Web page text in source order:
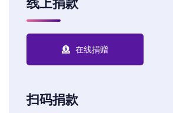
线上捐款
在线捐赠
扫码捐款